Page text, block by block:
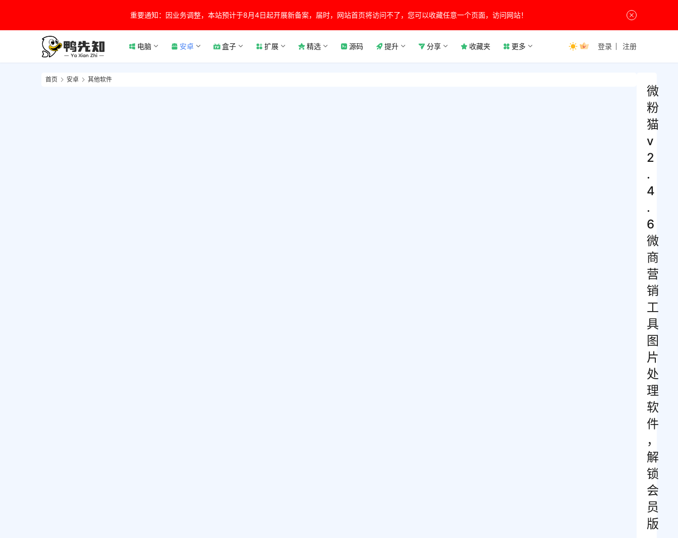
重要通知：因业务调整，本站预计于8月4日起开展新备案，届时，网站首页将访问不了，您可以收藏任意一个页面，访问网站！
电脑 安卓 盒子 扩展 精选 源码 提升 分享 收藏夹 更多 登录 注册
首页 安卓 其他软件
微
粉
猫
v
2
.
4
.
6
微
商
营
销
工
具
图
片
处
理
软
件
，
解
锁
会
员
版